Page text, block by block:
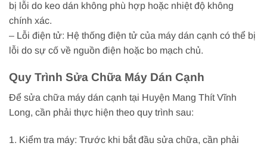
bị lỗi do keo dán không phù hợp hoặc nhiệt độ không
chính xác.
– Lỗi điện tử: Hệ thống điện tử của máy dán cạnh có thể bị
lỗi do sự cố về nguồn điện hoặc bo mạch chủ.
Quy Trình Sửa Chữa Máy Dán Cạnh
Để sửa chữa máy dán cạnh tại Huyện Mang Thít Vĩnh
Long, cần phải thực hiện theo quy trình sau:
1. Kiểm tra máy: Trước khi bắt đầu sửa chữa, cần phải